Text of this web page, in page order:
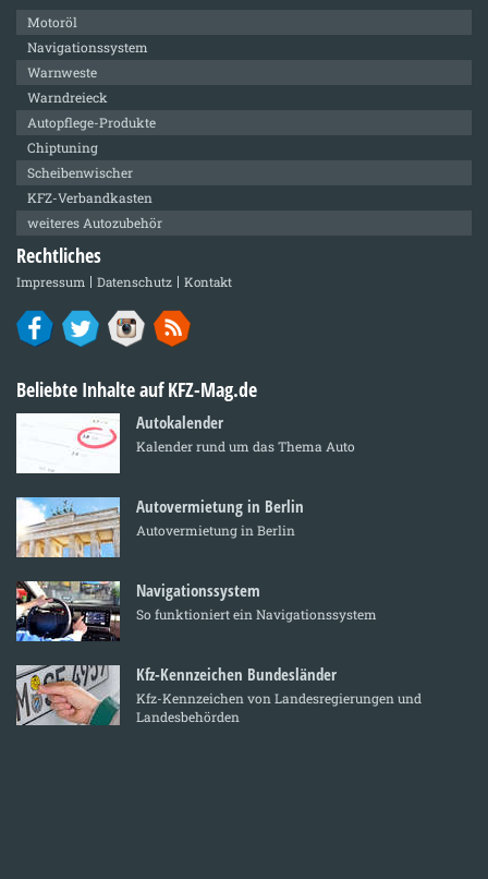
Motoröl
Navigationssystem
Warnweste
Warndreieck
Autopflege-Produkte
Chiptuning
Scheibenwischer
KFZ-Verbandkasten
weiteres Autozubehör
Rechtliches
Impressum Datenschutz Kontakt
Beliebte Inhalte auf KFZ-Mag.de
Autokalender
Kalender rund um das Thema Auto
Autovermietung in Berlin
Autovermietung in Berlin
Navigationssystem
So funktioniert ein Navigationssystem
Kfz-Kennzeichen Bundesländer
Kfz-Kennzeichen von Landesregierungen und
Landesbehörden